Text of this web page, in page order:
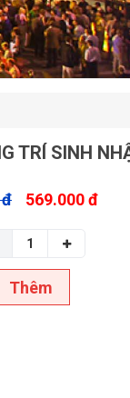
TRÍ SINH
569.000 đ
Thêm